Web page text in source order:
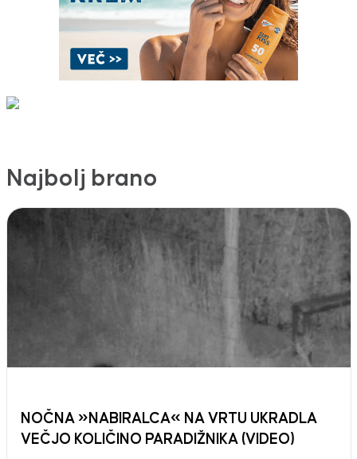
Najbolj brano
NOČNA »NABIRALCA« NA VRTU UKRADLA
VEČJO KOLIČINO PARADIŽNIKA (VIDEO)